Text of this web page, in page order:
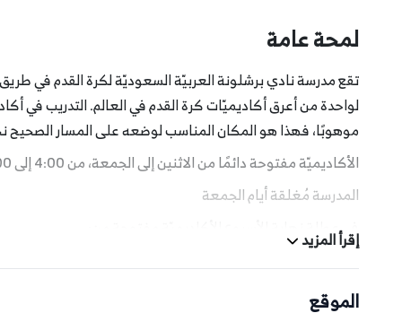
لمحة عامة
تقع مدرسة نادي برشلونة العربيّة السعوديّة لكرة القدم في
لواحدة من أعرق أكاديميّات كرة القدم في العالم. التدريب في
موهوبًا، فهذا هو المكان المناسب لوضعه على المسار الصحيح
الأكاديميّة مفتوحة دائمًا من الاثنين إلى الجمعة، من 4:00 إلى 8:00 مساءً
المدرسة مُغلقة أيام الجمعة
في عطلة نهاية الأسبوع الأكاديميّة مفتوحة من:
السبت: 4:00 م - 6:15 م
إقرأ المزيد
الموقع